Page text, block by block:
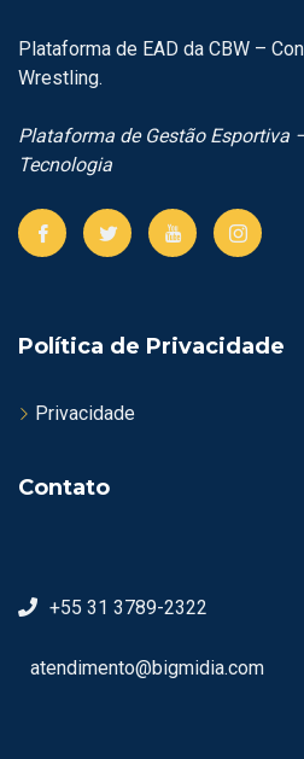
Plataforma de EAD da CBW –
Wrestling.
Plataforma de Gestão Esportiva
Tecnologia
Política de Privacidade
Privacidade
Contato
+55 31 3789-2322
atendimento@bigmidia.com